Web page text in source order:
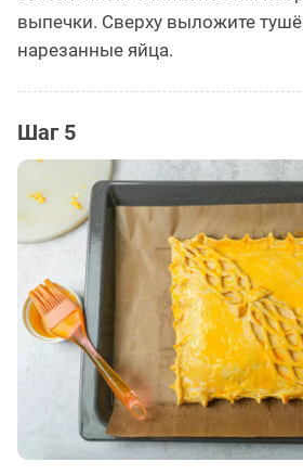
выпечки. Сверху выложите
нарезанные яйца.
Шаг 5